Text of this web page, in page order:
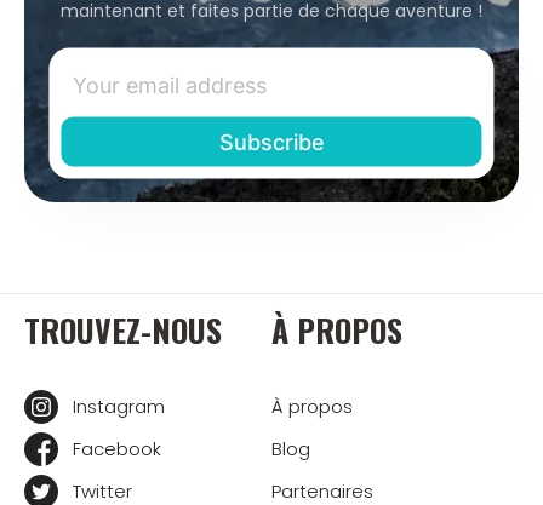
maintenant et faites partie de chaque aventure !
TROUVEZ-NOUS
Instagram
Facebook
Twitter
À PROPOS
À propos
Blog
Partenaires